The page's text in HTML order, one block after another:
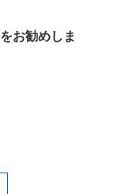
お勧めしま